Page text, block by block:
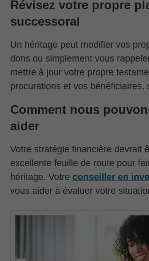
Révisez votre propre
successoral
Un héritage peut modifier vos
dons ou simplement vous
mettre à jour votre propre
procurations et vos bénéficiaires,
Comment nous
aider
Votre stratégie financière devrait
excellente feuille de route pour
héritage. Votre conseiller en
vous aider à évaluer votre